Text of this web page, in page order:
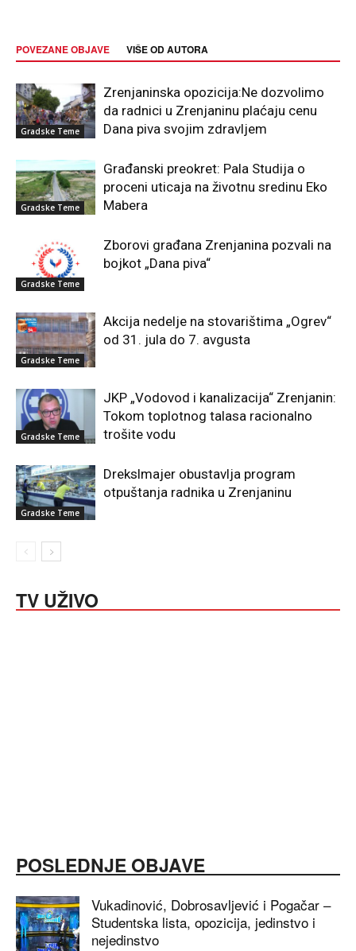
POVEZANE OBJAVE VIŠE OD AUTORA
Gradske Teme
Zrenjaninska opozicija:Ne dozvolimo
da radnici u Zrenjaninu plaćaju cenu
Dana piva svojim zdravljem
Gradske Teme
Građanski preokret: Pala Studija o
proceni uticaja na životnu sredinu Eko
Mabera
Gradske Teme
Zborovi građana Zrenjanina pozvali na
bojkot „Dana piva“
Gradske Teme
Akcija nedelje na stovarištima „Ogrev“
od 31. jula do 7. avgusta
Gradske Teme
JKP „Vodovod i kanalizacija“ Zrenjanin:
Tokom toplotnog talasa racionalno
trošite vodu
Gradske Teme
Drekslmajer obustavlja program
otpuštanja radnika u Zrenjaninu
TV UŽIVO
POSLEDNJE OBJAVE
Vukadinović, Dobrosavljević i Pogačar –
Studentska lista, opozicija, jedinstvo i
nejedinstvo